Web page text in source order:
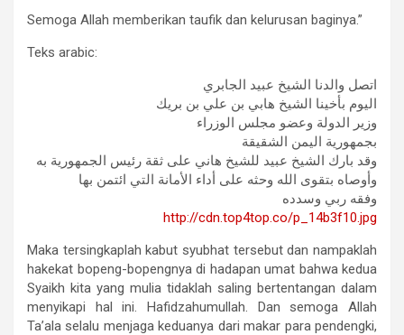
Semoga Allah memberikan taufik dan kelurusan baginya.”
Teks arabic:
اتصل والدنا الشيخ عبيد الجابري
اليوم بأخينا الشيخ هابي بن علي بن بريك
وزير الدولة وعضو مجلس الوزراء
بجمهورية اليمن الشقيقة
وقد بارك الشيخ عبيد للشيخ هاني على ثقة رئيس الجمهورية به
وأوصاه بتقوى الله وحثه على أداء الأمانة التي ائتمن بها
وفقه ربي وسدده
http://cdn.top4top.co/p_ 14b3f10.jpg
Maka tersingkaplah kabut syubhat tersebut dan nampaklah
hakekat bopeng-bopengnya di hadapan umat bahwa kedua
Syaikh kita yang mulia tidaklah saling bertentangan dalam
menyikapi hal ini. Hafidzahumullah. Dan semoga Allah
Ta’ala selalu menjaga keduanya dari makar para pendengki,